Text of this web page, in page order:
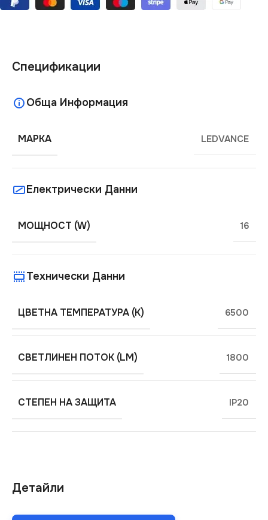
Детайли
Спецификации
Обща Информация
МАРКА LEDVANCE
Електрически Данни
МОЩНОСТ (W) 16
Технически Данни
ЦВЕТНА ТЕМПЕРАТУРА (K) 6500
СВЕТЛИНЕН ПОТОК (LM) 1800
СТЕПЕН НА ЗАЩИТА IP20